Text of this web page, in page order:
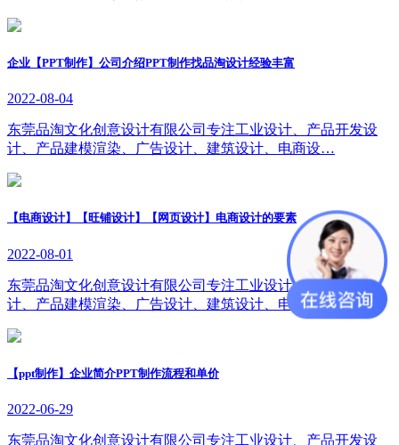
企业【PPT制作】公司介绍PPT制作找品淘设计经验丰富
2022-08-04
东莞品淘文化创意设计有限公司专注工业设计、产品开发设
计、产品建模渲染、广告设计、建筑设计、电商设…
【电商设计】【旺铺设计】【网页设计】电商设计的要素
2022-08-01
东莞品淘文化创意设计有限公司专注工业设计、产品开发设
计、产品建模渲染、广告设计、建筑设计、电商设…
【ppt制作】企业简介PPT制作流程和单价
2022-06-29
东莞品淘文化创意设计有限公司专注工业设计、产品开发设